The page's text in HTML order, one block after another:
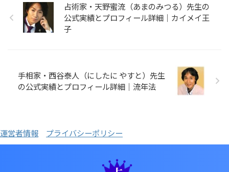
占術家・天野蜜流（あまのみつる）先生の
公式実績とプロフィール詳細｜カイメイ王
子
手相家・西谷泰人（にしたに やすと）先生
の公式実績とプロフィール詳細｜流年法
運営者情報 プライバシーポリシー